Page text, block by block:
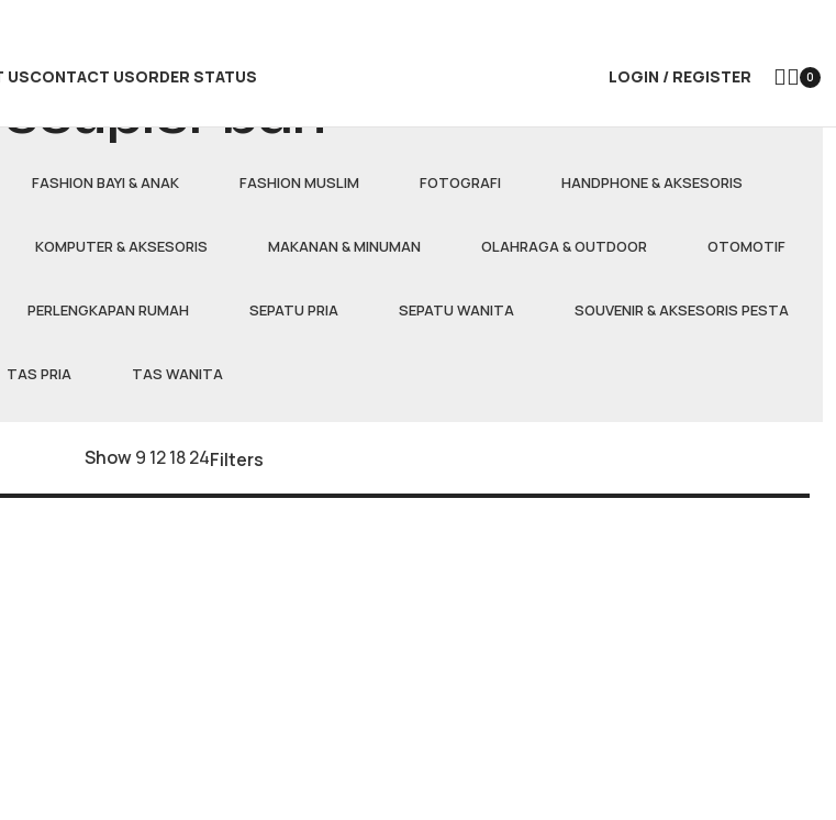
USCONTACT USORDER STATUS LOGIN / REGISTER 0
ban
FASHION BAYI & ANAK FASHION MUSLIM FOTOGRAFI HANDPHONE & AKSESORIS
KOMPUTER & AKSESORIS MAKANAN & MINUMAN OLAHRAGA & OUTDOOR OTOMOTIF
PERLENGKAPAN RUMAH SEPATU PRIA SEPATU WANITA SOUVENIR & AKSESORIS PESTA
TAS PRIA TAS WANITA
Show9 121824Filters